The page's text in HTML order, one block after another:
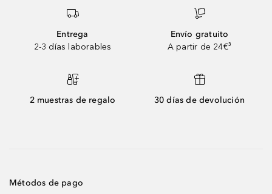
Entrega
2-3 días laborables
Envío gratuito
A partir de 24€³
2 muestras de regalo 30 días de devolución
Métodos de pago